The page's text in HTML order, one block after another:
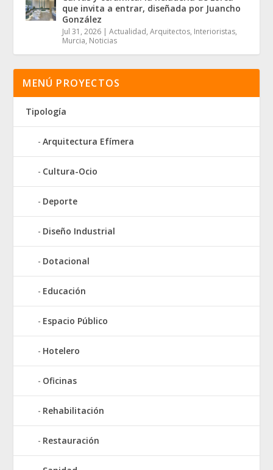
que invita a entrar, diseñada por Juancho
González
Jul 31, 2026 |Actualidad,Arquitectos, Interioristas,
Murcia, Noticias
MENÚ PROYECTOS
Tipología
Arquitectura Efímera
Cultura-Ocio
Deporte
Diseño Industrial
Dotacional
Educación
Espacio Público
Hotelero
Oficinas
Rehabilitación
Restauración